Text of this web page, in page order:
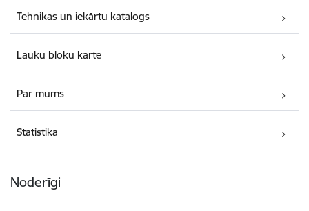
Tehnikas un iekārtu katalogs
Lauku bloku karte
Par mums
Statistika
Noderīgi